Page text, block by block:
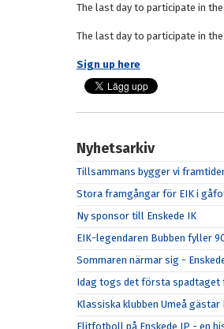
The last day to participate in
The last day to participate in
Sign up here
Nyhetsarkiv
Tillsammans bygger vi
Stora framgångar för EIK i
Ny sponsor till Enskede IK
EIK-legendaren Bubben fyller
Sommaren närmar sig -
Idag togs det första spadtaget
Klassiska klubben Umeå
Elitfotboll på Enskede IP - en